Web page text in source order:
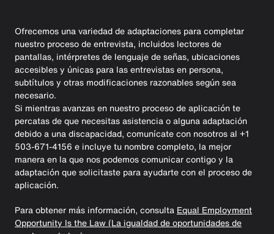
Ofrecemos una variedad de adaptaciones para completar
nuestro proceso de entrevista, incluidos lectores de
pantallas, intérpretes de lenguaje de señas, ubicaciones
accesibles y únicas para las entrevistas en persona,
subtítulos y otras modificaciones razonables según sea
necesario.
Si mientras avanzas en nuestro proceso de aplicación te
percatas de que necesitas asistencia o alguna adaptación
debido a una discapacidad, comunícate con nosotros al +1
503-671-4156 e incluye tu nombre completo, la mejor
manera en la que nos podemos comunicar contigo y la
adaptación que solicitaste para ayudarte con el proceso de
aplicación.
Para obtener más información, consulta Equal Employment
Opportunity Is the Law (La igualdad de oportunidades de